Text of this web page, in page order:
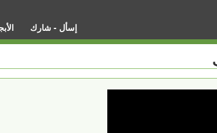
إسأل - شارك